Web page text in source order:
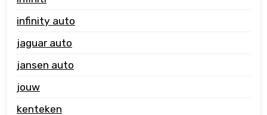
infinity auto
jaguar auto
jansen auto
jouw
kenteken